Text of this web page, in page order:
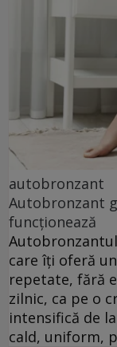
autobronzant
Autobronzant
funcționează
care îți oferă
repetate, fără
zilnic, ca pe o
intensifică de
cald, uniform,